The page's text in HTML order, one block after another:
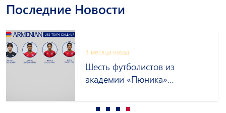
Последние Новости
3 месяца назад
Шесть футболистов из
академии «Пюника»
Армении до 15 лет